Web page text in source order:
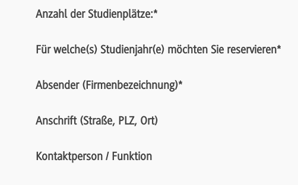
Anzahl der Studienplätze:*
Für welche(s) Studienjahr(e) möchten Sie reservieren*
Absender (Firmenbezeichnung)*
Anschrift (Straße, PLZ, Ort)
Kontaktperson / Funktion